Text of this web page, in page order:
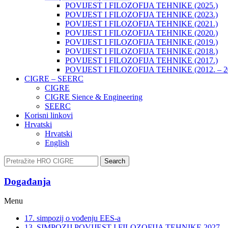
POVIJEST I FILOZOFIJA TEHNIKE (2025.)
POVIJEST I FILOZOFIJA TEHNIKE (2023.)
POVIJEST I FILOZOFIJA TEHNIKE (2021.)
POVIJEST I FILOZOFIJA TEHNIKE (2020.)
POVIJEST I FILOZOFIJA TEHNIKE (2019.)
POVIJEST I FILOZOFIJA TEHNIKE (2018.)
POVIJEST I FILOZOFIJA TEHNIKE (2017.)
POVIJEST I FILOZOFIJA TEHNIKE (2012. –
CIGRE – SEERC
CIGRE
CIGRE Sience & Engineering
SEERC
Korisni linkovi
Hrvatski
Hrvatski
English
Search
Događanja​
Menu
17. simpozij o vođenju EES-a